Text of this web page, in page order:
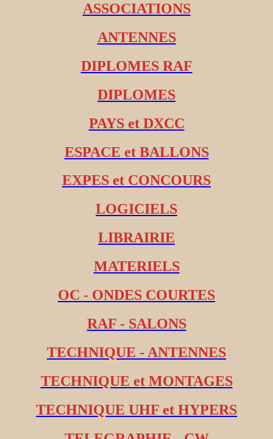
ASSOCIATIONS
ANTENNES
DIPLOMES RAF
DIPLOMES
PAYS et DXCC
ESPACE et BALLONS
EXPES et CONCOURS
LOGICIELS
LIBRAIRIE
MATERIELS
OC - ONDES COURTES
RAF - SALONS
TECHNIQUE - ANTENNES
TECHNIQUE et MONTAGES
TECHNIQUE UHF et HYPERS